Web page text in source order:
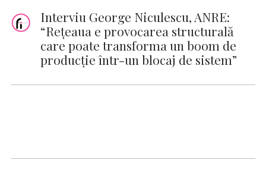
Interviu George Niculescu, ANRE:
“Rețeaua e provocarea structurală
care poate transforma un boom de
producție într-un blocaj de sistem”